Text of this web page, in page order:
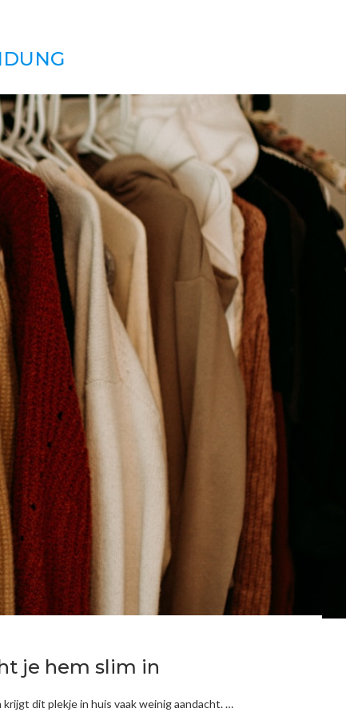
je hem slim in
dit plekje in huis vaak weinig aandacht. …